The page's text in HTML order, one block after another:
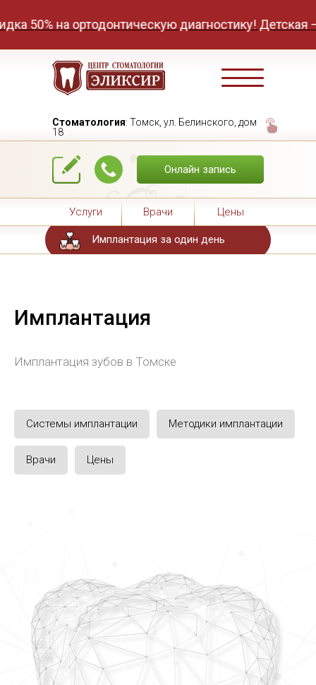
на ортодонтическую диагностику! Детская —
Стоматология: Томск, ул. Белинского, дом
18
Онлайн запись
Услуги Врачи Цены
Имплантация за один день
Имплантация
Имплантация зубов в Томске
Системы имплантации Методики имплантации
Врачи Цены